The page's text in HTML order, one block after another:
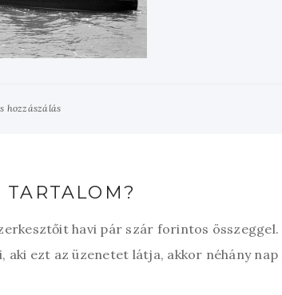
hozzászálás
TARTALOM?
havi pár szár forintos
aki ezt az üzenetet látja, akkor néhány